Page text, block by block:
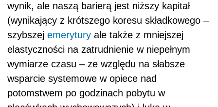
wynik, ale naszą barierą jest niższy kapitał
(wynikający z krótszego koresu składkowego –
szybszej emerytury ale także z mniejszej
elastyczności na zatrudnienie w niepełnym
wymiarze czasu – ze względu na słabsze
wsparcie systemowe w opiece nad
potomstwem po godzinach pobytu w